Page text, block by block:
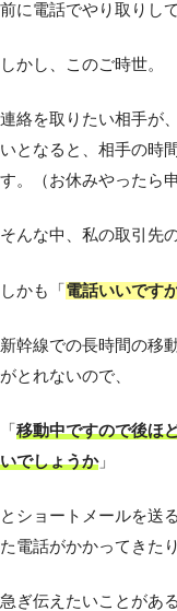
前に電話でやり取りし
しかし、このご時世。
連絡を取りたい相手が
いとなると、相手の時
す。（お休みやったら
そんな中、私の取引先
しかも「電話いいです
新幹線での長時間の移
がとれないので、
「 移動中ですので後ほ
いでしょうか」
とショートメールを送
た電話がかかってきた
急ぎ伝えたいことがあ